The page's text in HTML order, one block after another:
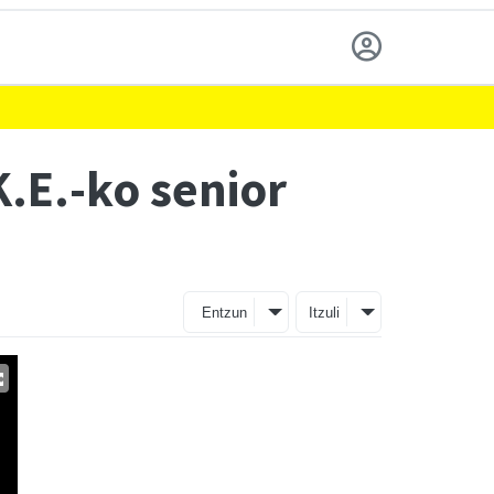
ko senior
Entzun Itzuli